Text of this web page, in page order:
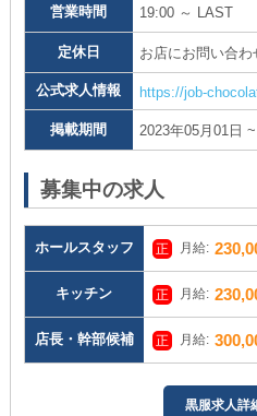
営業時間 19:00 ～ LAST
定休日 お店にお問い合わ
公式求人情報 https://job-
掲載期間 2023年05月01日
募集中の求人
ホールスタッフ 月給:
キッチン 月給:
店長・幹部候補 月給:
黒服求人詳